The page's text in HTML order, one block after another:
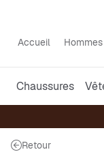
Accueil Hommes
Chaussures
Retour